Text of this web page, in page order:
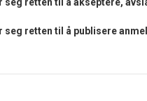
seg retten til å akseptere,
seg retten til å publisere